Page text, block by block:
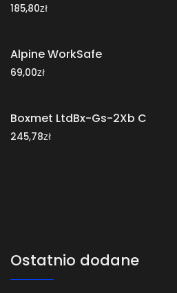
185,80zł
Alpine WorkSafe
69,00zł
Boxmet LtdBx-Gs-2Xb C
245,78zł
Ostatnio dodane